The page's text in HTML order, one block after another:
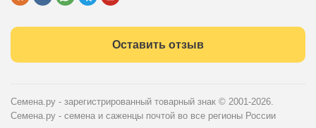
Оставить отзыв
Семена.ру - зарегистрированный товарный знак © 2001-2026.
Семена.ру - семена и саженцы почтой во все регионы России